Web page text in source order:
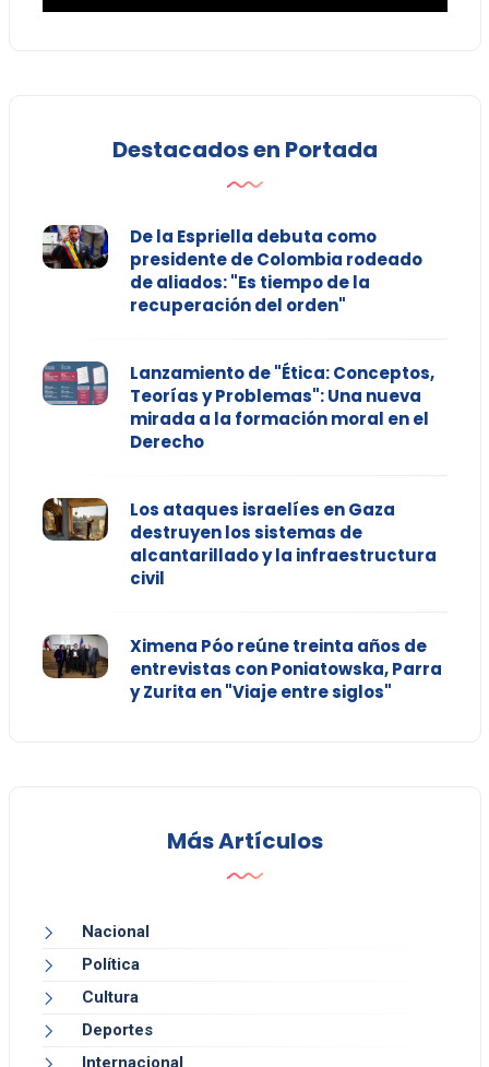
Destacados en Portada
De la Espriella debuta como
presidente de Colombia rodeado
de aliados: "Es tiempo de la
recuperación del orden"
Lanzamiento de "Ética: Conceptos,
Teorías y Problemas": Una nueva
mirada a la formación moral en el
Derecho
Los ataques israelíes en Gaza
destruyen los sistemas de
alcantarillado y la infraestructura
civil
Ximena Póo reúne treinta años de
entrevistas con Poniatowska, Parra
y Zurita en "Viaje entre siglos"
Más Artículos
Nacional
Política
Cultura
Deportes